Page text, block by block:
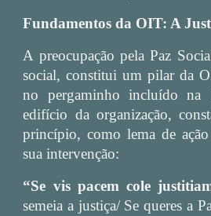
Fundamentos da OIT: A
A preocupação pela Paz
social, constitui um pilar da
no pergaminho incluído na
edifício da organização,
princípio, como lema de
sua intervenção:
“Se vis pacem cole
semeia a justiça/ Se queres a